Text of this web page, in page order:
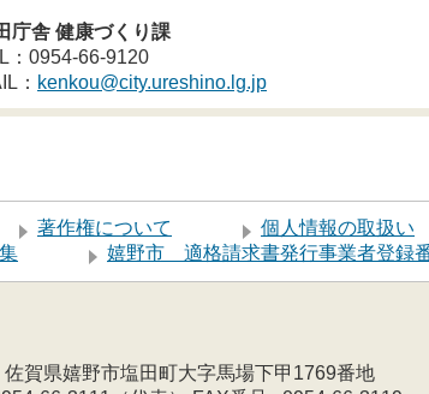
庁舎 健康づくり課
：0954-66-9120
： kenkou@city.ureshino.lg.jp
著作権について 個人情報の取扱い
嬉野市 適格請求書発行事業者登録
佐賀県嬉野市塩田町大字馬場下甲1769番地